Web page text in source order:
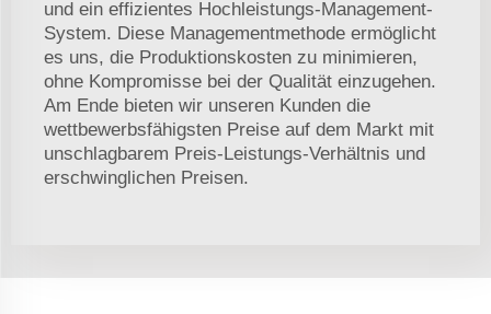
und ein effizientes Hochleistungs-Management-
System. Diese Managementmethode ermöglicht
es uns, die Produktionskosten zu minimieren,
ohne Kompromisse bei der Qualität einzugehen.
Am Ende bieten wir unseren Kunden die
wettbewerbsfähigsten Preise auf dem Markt mit
unschlagbarem Preis-Leistungs-Verhältnis und
erschwinglichen Preisen.